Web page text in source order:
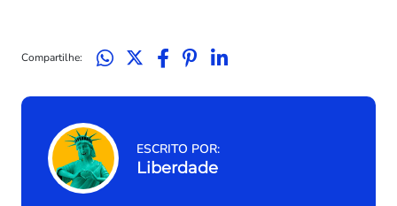
Compartilhe:
ESCRITO POR:
Liberdade